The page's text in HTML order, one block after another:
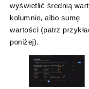
wyświetlić średnią
kolumnie, albo sumę
wartości (patrz
poniżej).